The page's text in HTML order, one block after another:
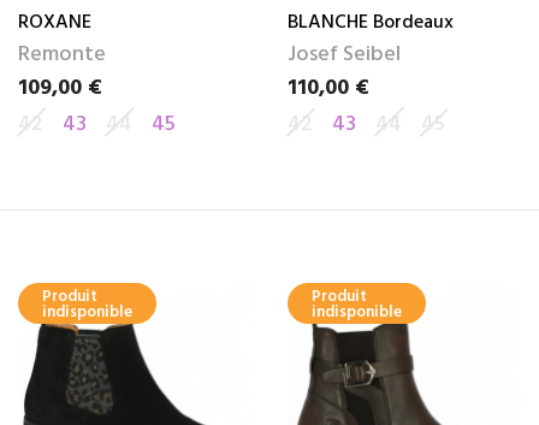
ROXANE
Remonte
Prix
109,00 €
42
43 44 45
BLANCHE Bordeaux
Josef Seibel
Prix
110,00 €
42
43 44 45
Produit
indisponible
Produit
indisponible